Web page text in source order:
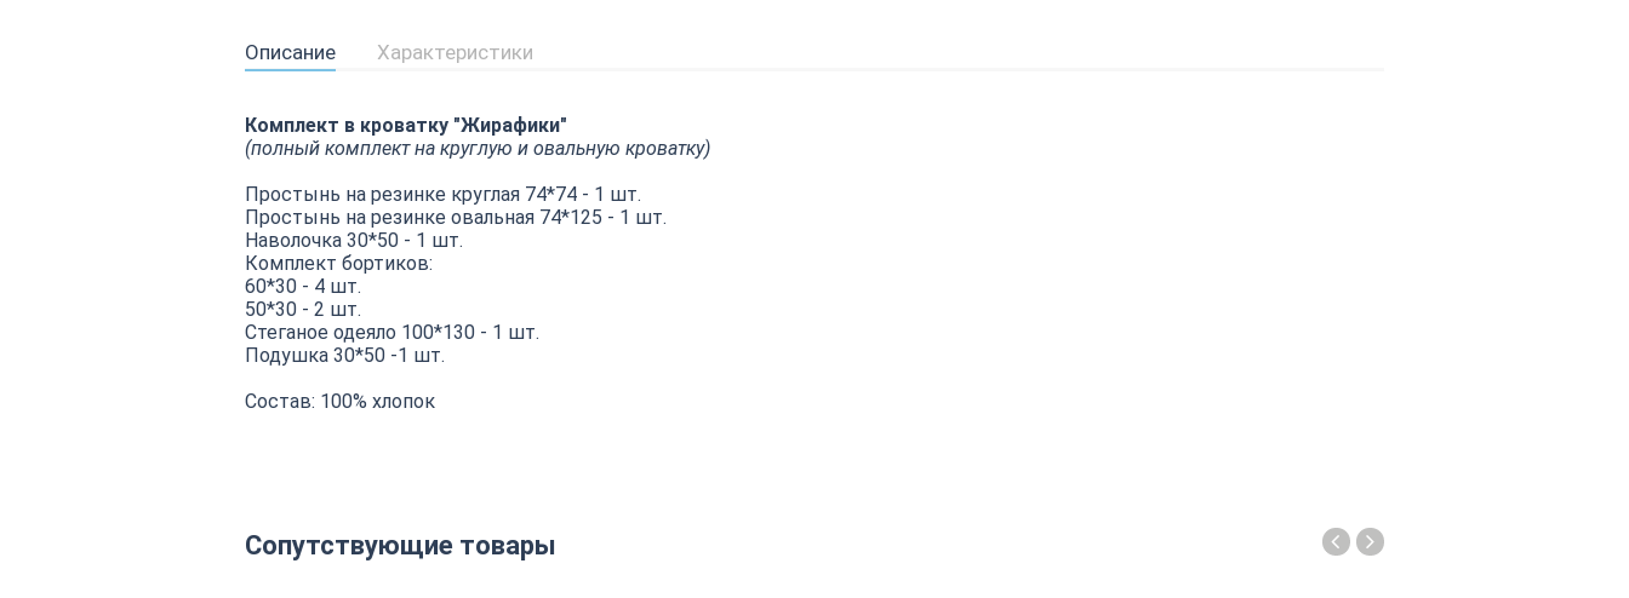
Описание Характеристики
Комплект в кроватку "Жирафики"
(полный комплект на круглую и овальную кроватку)
Простынь на резинке круглая 74*74 - 1 шт.
Простынь на резинке овальная 74*125 - 1 шт.
Наволочка 30*50 - 1 шт.
Комплект бортиков:
60*30 - 4 шт.
50*30 - 2 шт.
Стеганое одеяло 100*130 - 1 шт.
Подушка 30*50 -1 шт.
Состав: 100% хлопок
Сопутствующие товары